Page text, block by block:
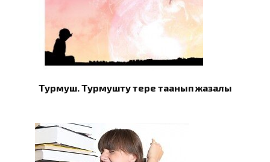
Турмуш. Турмушту терең таанып жазалы